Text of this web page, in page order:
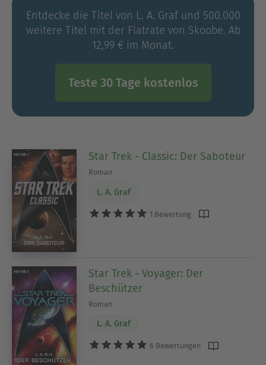
Entdecke die Titel von L. A. Graf und 500.000
weitere Titel mit der Flatrate von Skoobe. Ab
12,99 € im Monat.
Teste 30 Tage kostenlos
Star Trek - Classic: Der Saboteur
Roman
L. A. Graf
1 Bewertung
Star Trek - Voyager: Der
Beschützer
Roman
L. A. Graf
6 Bewertungen